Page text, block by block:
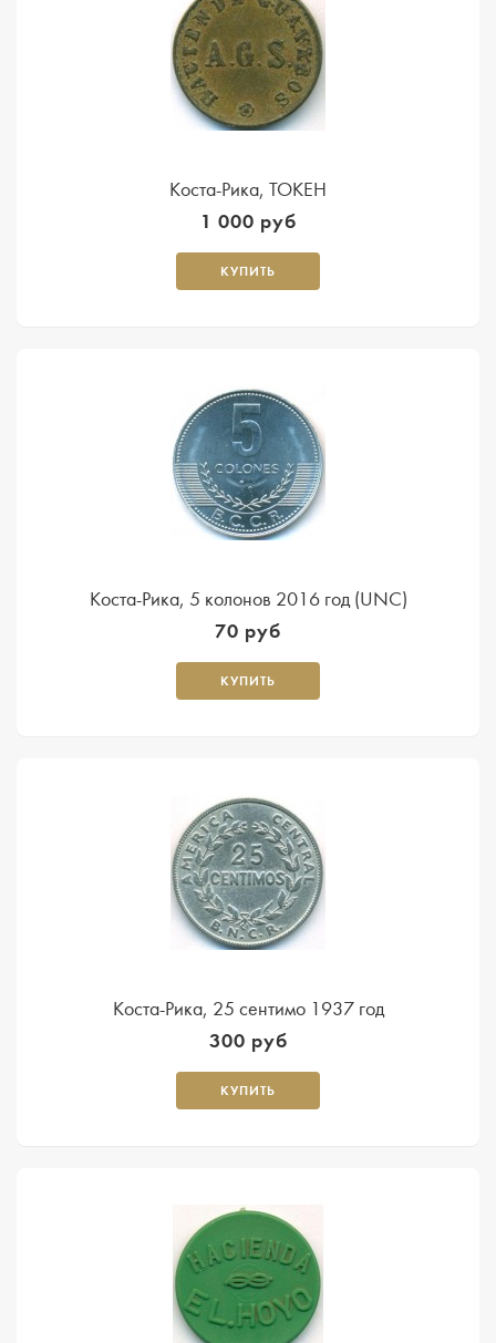
Коста-Рика, ТОКЕН
1 000 руб
КУПИТЬ
Коста-Рика, 5 колонов 2016 год (UNC)
70 руб
КУПИТЬ
Коста-Рика, 25 сентимо 1937 год
300 руб
КУПИТЬ